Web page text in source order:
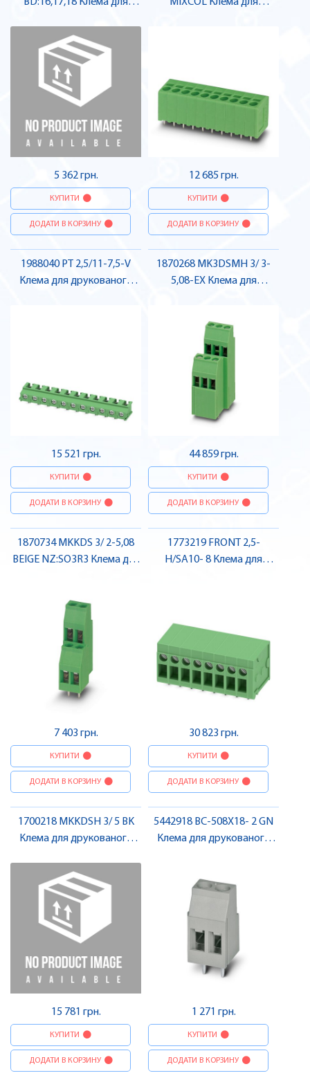
Pheonix Contact
5 362 грн.
КУПИТИ
ДОДАТИ В КОРЗИНУ
12 685 грн.
КУПИТИ
ДОДАТИ В КОРЗИНУ
1988040 PT 2,5/11-7,5-V
Клема для друкованого
15 521 грн.
КУПИТИ
ДОДАТИ В КОРЗИНУ
1870268 MK3DSMH 3/ 3-
5,08-EX Клема для
44 859 грн.
КУПИТИ
ДОДАТИ В КОРЗИНУ
1870734 MKKDS 3/ 2-5,08
BEIGE NZ:SO3R3 Клема для
7 403 грн.
КУПИТИ
ДОДАТИ В КОРЗИНУ
1773219 FRONT 2,5-
H/SA10- 8 Клема для
30 823 грн.
КУПИТИ
ДОДАТИ В КОРЗИНУ
1700218 MKKDSH 3/ 5 BK
Клема для друкованого
15 781 грн.
КУПИТИ
ДОДАТИ В КОРЗИНУ
5442918 BC-508X18- 2 GN
Клема для друкованого
1 271 грн.
КУПИТИ
ДОДАТИ В КОРЗИНУ